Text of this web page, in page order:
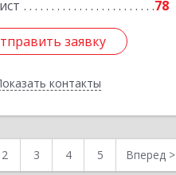
78
заявку
контакты
заявку
Назад
2 3 4 5 Вперед >